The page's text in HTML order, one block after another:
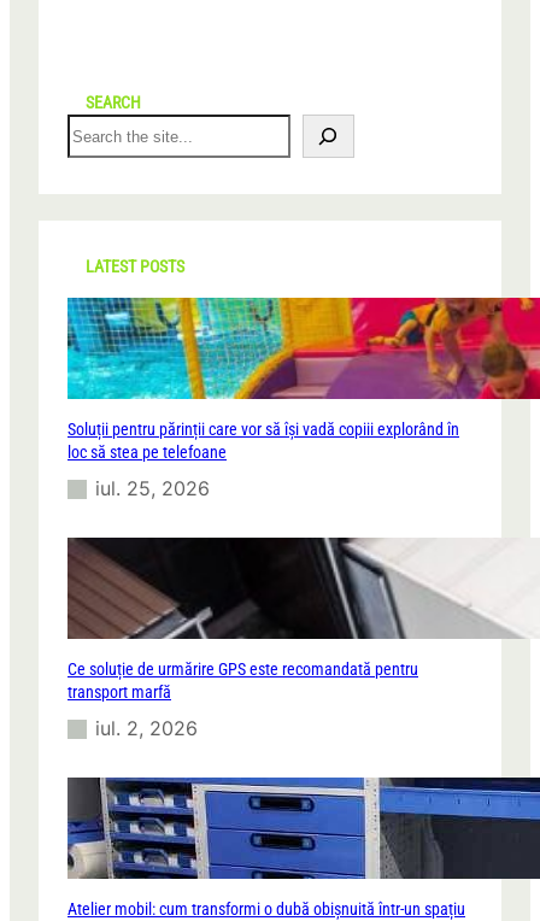
SEARCH
S
e
r
c
LATEST POSTS
Soluții pentru părinții care vor să își vadă copiii explorând în
loc să stea pe telefoane
iul. 25, 2026
Ce soluție de urmărire GPS este recomandată pentru
transport marfă
iul. 2, 2026
Atelier mobil: cum transformi o dubă obișnuită într-un spațiu